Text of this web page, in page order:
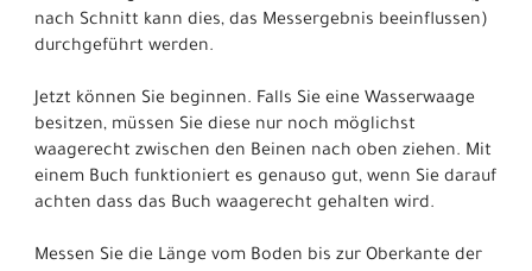
nach Schnitt kann dies, das Messergebnis beeinflussen)
durchgeführt werden.
Jetzt können Sie beginnen. Falls Sie eine Wasserwaage
besitzen, müssen Sie diese nur noch möglichst
waagerecht zwischen den Beinen nach oben ziehen. Mit
einem Buch funktioniert es genauso gut, wenn Sie darauf
achten dass das Buch waagerecht gehalten wird.
Messen Sie die Länge vom Boden bis zur Oberkante der